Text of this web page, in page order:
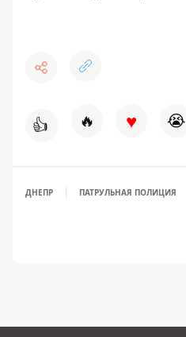
👍 🔥 ♥ 😭
ДНЕПР ПАТРУЛЬНАЯ ПОЛИЦИЯ